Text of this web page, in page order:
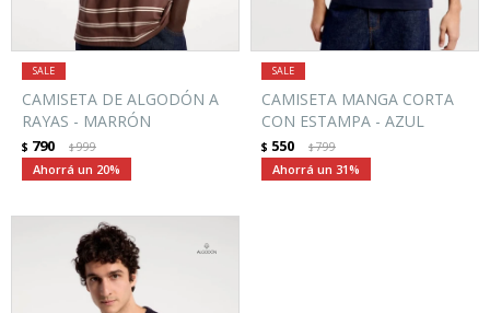
CAMISETA DE ALGODÓN A
RAYAS - MARRÓN
$ 790 $999
20
CAMISETA MANGA CORTA
CON ESTAMPA - AZUL
$ 550 $799
31